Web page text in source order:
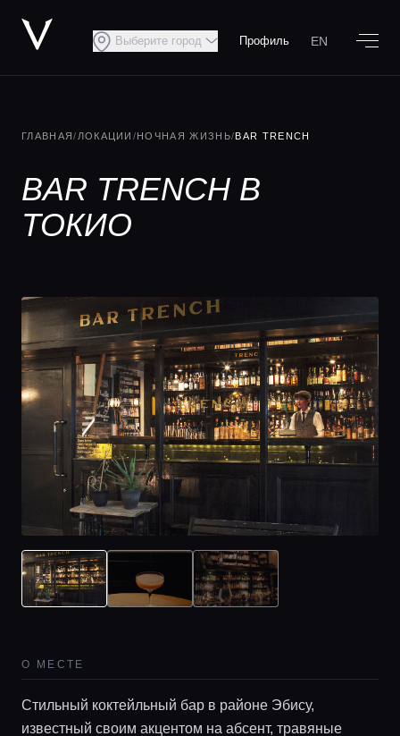
Выберите город Профиль EN
ГЛАВНАЯ/ ЛОКАЦИИ /НОЧНАЯ ЖИЗНЬ/BAR TRENCH
BAR TRENCH В
ТОКИО
О МЕСТЕ
Стильный коктейльный бар в районе Эбису,
известный своим акцентом на абсент, травяные